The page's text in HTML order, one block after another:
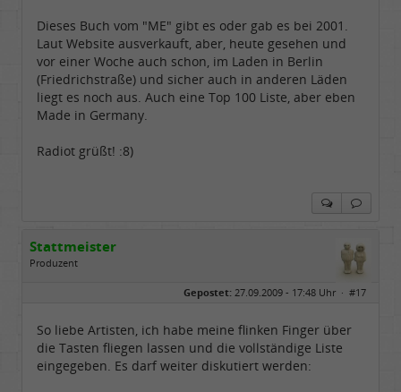
Dieses Buch vom "ME" gibt es oder gab es bei 2001.
Laut Website ausverkauft, aber, heute gesehen und
vor einer Woche auch schon, im Laden in Berlin
(Friedrichstraße) und sicher auch in anderen Läden
liegt es noch aus. Auch eine Top 100 Liste, aber eben
Made in Germany.
Radiot grüßt! :8)
Stattmeister
Produzent
Gepostet: 27.09.2009 - 17:48 Uhr · #17
So liebe Artisten, ich habe meine flinken Finger über
die Tasten fliegen lassen und die vollständige Liste
eingegeben. Es darf weiter diskutiert werden: